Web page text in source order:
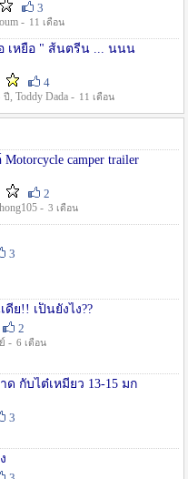
3
- 11 เดือน
เหยื่อ " ส้นตรีน ... นนน
4
ปี , Toddy Dada - 11 เดือน
camper trailer
2
- 3 เดือน
3
ย!! เป็นยังไง??
2
- 6 เดือน
กับไต๋เหมี่ยว 13-15 มก
3